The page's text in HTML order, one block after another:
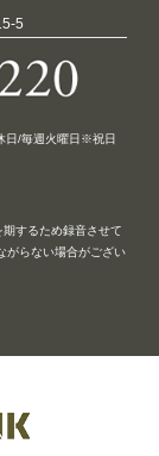
5
日/毎週火曜日※祝日
するため録音させて
がらない場合がござい